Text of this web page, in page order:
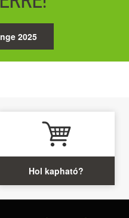
2025
Hol kapható?